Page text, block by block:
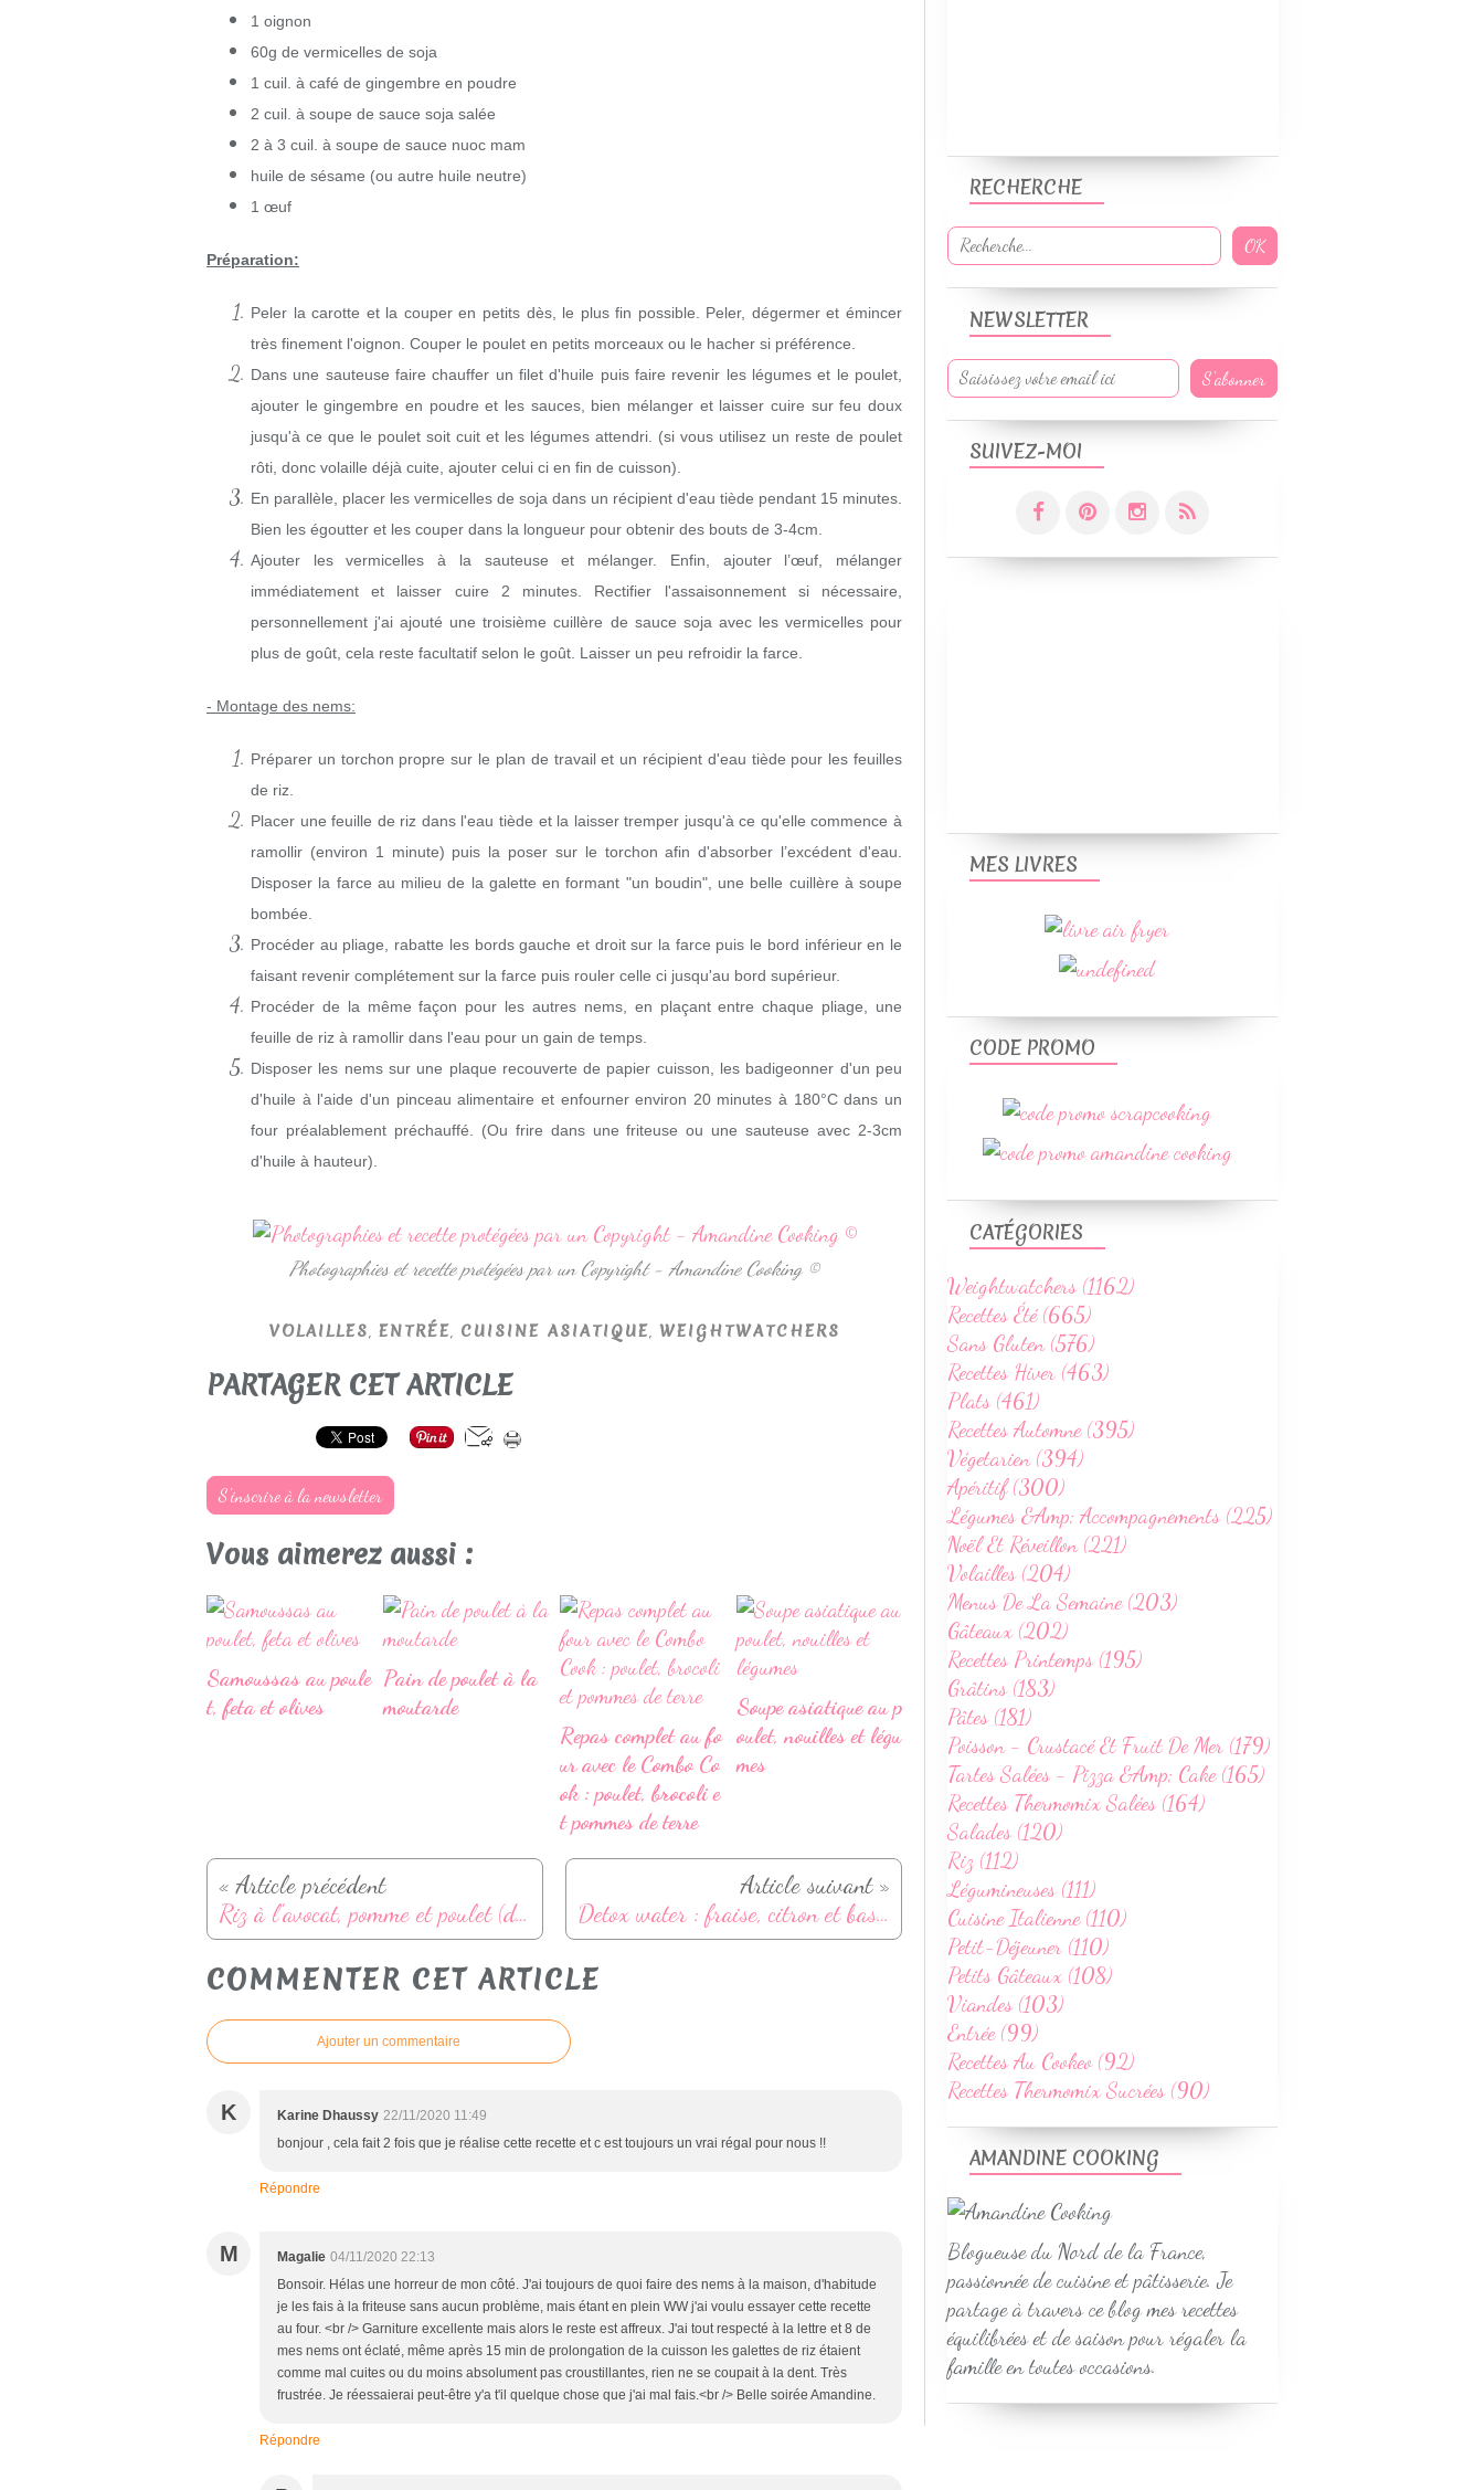
1 oignon
60g de vermicelles de soja
1 cuil. à café de gingembre en poudre
2 cuil. à soupe de sauce soja salée
2 à 3 cuil. à soupe de sauce nuoc mam
huile de sésame (ou autre huile neutre)
1 œuf
Préparation:
Peler la carotte et la couper en petits dès, le plus fin possible. Peler, dégermer et émincer
très finement l'oignon. Couper le poulet en petits morceaux ou le hacher si préférence.
Dans une sauteuse faire chauffer un filet d'huile puis faire revenir les légumes et le poulet,
ajouter le gingembre en poudre et les sauces, bien mélanger et laisser cuire sur feu doux
jusqu'à ce que le poulet soit cuit et les légumes attendri. (si vous utilisez un reste de poulet
rôti, donc volaille déjà cuite, ajouter celui ci en fin de cuisson).
En parallèle, placer les vermicelles de soja dans un récipient d'eau tiède pendant 15 minutes.
Bien les égoutter et les couper dans la longueur pour obtenir des bouts de 3-4cm.
Ajouter les vermicelles à la sauteuse et mélanger. Enfin, ajouter l’œuf, mélanger
immédiatement et laisser cuire 2 minutes. Rectifier l'assaisonnement si nécessaire,
personnellement j'ai ajouté une troisième cuillère de sauce soja avec les vermicelles pour
plus de goût, cela reste facultatif selon le goût. Laisser un peu refroidir la farce.
- Montage des nems:
Préparer un torchon propre sur le plan de travail et un récipient d'eau tiède pour les feuilles
de riz.
Placer une feuille de riz dans l'eau tiède et la laisser tremper jusqu'à ce qu'elle commence à
ramollir (environ 1 minute) puis la poser sur le torchon afin d'absorber l’excédent d'eau.
Disposer la farce au milieu de la galette en formant "un boudin", une belle cuillère à soupe
bombée.
Procéder au pliage, rabatte les bords gauche et droit sur la farce puis le bord inférieur en le
faisant revenir complétement sur la farce puis rouler celle ci jusqu'au bord supérieur.
Procéder de la même façon pour les autres nems, en plaçant entre chaque pliage, une
feuille de riz à ramollir dans l'eau pour un gain de temps.
Disposer les nems sur une plaque recouverte de papier cuisson, les badigeonner d'un peu
d'huile à l'aide d'un pinceau alimentaire et enfourner environ 20 minutes à 180°C dans un
four préalablement préchauffé. (Ou frire dans une friteuse ou une sauteuse avec 2-3cm
d'huile à hauteur).
Photographies et recette protégées par un Copyright - Amandine Cooking ©
VOLAILLES, ENTRÉE, CUISINE ASIATIQUE, WEIGHTWATCHERS
PARTAGER CET ARTICLE
S'inscrire à la newsletter
Vous aimerez aussi :
Samoussas au poule
t, feta et olives
Pain de poulet à la
moutarde
Repas complet au fo
ur avec le Combo Co
ok : poulet, brocoli e
t pommes de terre
Soupe asiatique au p
oulet, nouilles et légu
mes
« Article précédent
Riz à l'avocat, pomme et poulet (dès 8mois)
Article suivant »
Detox water : fraise, citron et basilic
COMMENTER CET ARTICLE
Ajouter un commentaire
K Karine Dhaussy 22/11/2020 11:49
bonjour , cela fait 2 fois que je réalise cette recette et c est toujours un vrai régal pour nous !!
Répondre
M Magalie 04/11/2020 22:13
Bonsoir. Hélas une horreur de mon côté. J'ai toujours de quoi faire des nems à la maison, d'habitude
je les fais à la friteuse sans aucun problème, mais étant en plein WW j'ai voulu essayer cette recette
au four. <br /> Garniture excellente mais alors le reste est affreux. J'ai tout respecté à la lettre et 8 de
mes nems ont éclaté, même après 15 min de prolongation de la cuisson les galettes de riz étaient
comme mal cuites ou du moins absolument pas croustillantes, rien ne se coupait à la dent. Très
frustrée. Je réessaierai peut-être y'a t'il quelque chose que j'ai mal fais.<br /> Belle soirée Amandine.
Répondre
NEWSLETTER
SUIVEZ-MOI
RECHERCHE
AMANDINE COOKING
Blogueuse du Nord de la France,
passionnée de cuisine et pâtisserie. Je
partage à travers ce blog mes recettes
équilibrées et de saison pour régaler la
famille en toutes occasions.
CATÉGORIES
Weightwatchers (1162)
Recettes Été (665)
Sans Gluten (576)
Recettes Hiver (463)
Plats (461)
Recettes Automne (395)
Végetarien (394)
Apéritif (300)
Légumes &Amp; Accompagnements (225)
Noël Et Réveillon (221)
Volailles (204)
Menus De La Semaine (203)
Gâteaux (202)
Recettes Printemps (195)
Grâtins (183)
Pâtes (181)
Poisson - Crustacé Et Fruit De Mer (179)
Tartes Salées - Pizza &Amp; Cake (165)
Recettes Thermomix Salées (164)
Salades (120)
Riz (112)
Légumineuses (111)
Cuisine Italienne (110)
Petit-Déjeuner (110)
Petits Gâteaux (108)
Viandes (103)
Entrée (99)
Recettes Au Cookeo (92)
Recettes Thermomix Sucrées (90)
MES LIVRES
CODE PROMO